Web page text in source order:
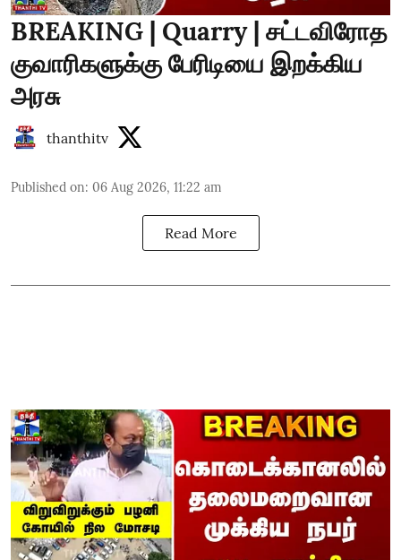
BREAKING | Quarry | சட்டவிரோத
குவாரிகளுக்கு பேரிடியை இறக்கிய
அரசு
thanthitv
Published on: 06 Aug 2026, 11:22 am
Read More